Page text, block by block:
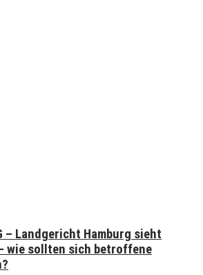
– Landgericht Hamburg sieht
wie sollten sich betroffene